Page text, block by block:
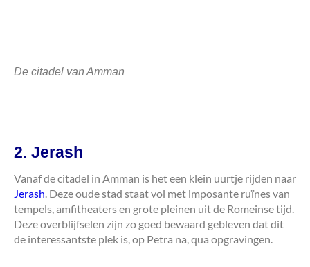
De citadel van Amman
2. Jerash
Vanaf de citadel in Amman is het een klein uurtje rijden naar
Jerash . Deze oude stad staat vol met imposante ruïnes van
tempels, amfitheaters en grote pleinen uit de Romeinse tijd.
Deze overblijfselen zijn zo goed bewaard gebleven dat dit
de interessantste plek is, op Petra na, qua opgravingen.